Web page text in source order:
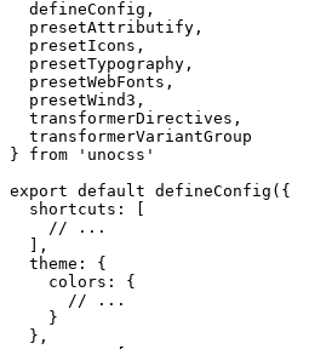
  defineConfig
,
  presetAttributify
,
  presetIcons
,
  presetTypography
,
  presetWebFonts
,
  presetWind3
,
  transformerDirectives
,
  transformerVariantGroup
} from ' unocss '
export default defineConfig ({
  shortcuts
: [
    // ...
  ],
  theme
: {
    colors
: {
      // ...
    }
  },